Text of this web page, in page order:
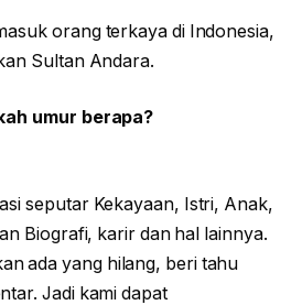
orang terkaya di Indonesia,
Sultan Andara.
umur berapa?
seputar Kekayaan, Istri, Anak,
Biografi, karir dan hal lainnya.
ada yang hilang, beri tahu
Jadi kami dapat